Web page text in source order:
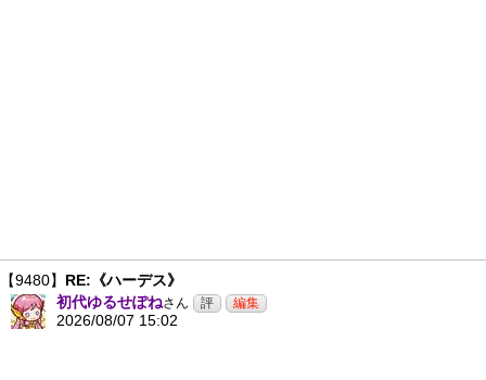
【9480】 RE:《ハーデス》
初代ゆるせぽねさん
2026/08/07 15:02